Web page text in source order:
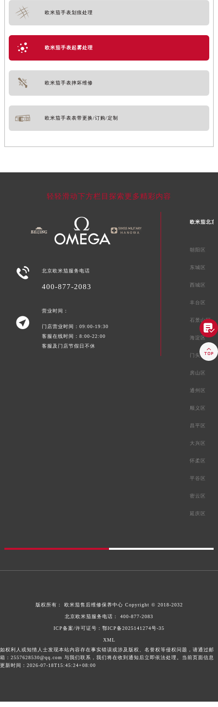
欧米茄手表划痕处理
欧米茄手表起雾处理
欧米茄手表摔坏维修
欧米茄手表表带更换/订购/定制
轻轻滑动下方栏目探索更多精彩内容
 北京欧米茄服务电话
400-877-2083

营业时间：
门店营业时间：09:00-19:30
客服在线时间：8:00-22:00
客服及门店节假日不休
欧米茄北京
朝阳区
东城区
西城区
丰台区
石景山区
海淀区
门头沟区
房山区
通州区
顺义区
昌平区
大兴区
怀柔区
平谷区
密云区
延庆区
版权所有： 欧米茄售后维修保养中心 Copyright © 2018-2032
北京欧米茄服务电话： 400-877-2083
ICP备案/许可证号：鄂ICP备2025141274号-35
XML
如权利人或知情人士发现本站内容存在事实错误或涉及版权、名誉权等侵权问题，请通过邮
箱：2557628530@qq.com 与我们联系，我们将在收到通知后立即依法处理。当前页面信息
更新时间：2026-07-18T15:45:24+08:00

